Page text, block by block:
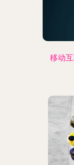
移动